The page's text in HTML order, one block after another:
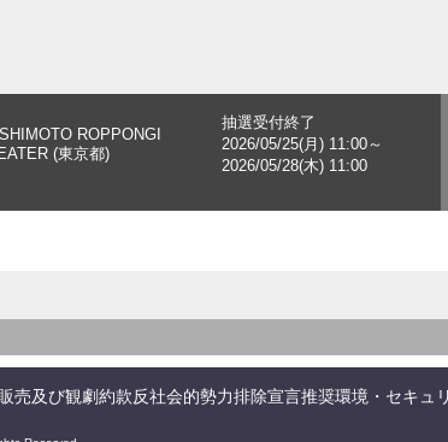
ROPPONGI
(東京都)
抽選受付終了
2026/05/25(月) 11:00～
2026/05/28(木) 11:00
売及び観劇約款反社会的勢力排除宣言推奨環境・セキュ